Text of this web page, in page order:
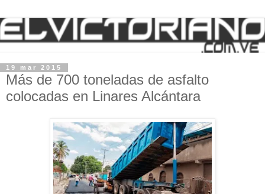
19 mar 2015
Más de 700 toneladas de asfalto
colocadas en Linares Alcántara